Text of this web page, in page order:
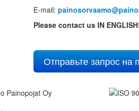
E-mail:
Please contact us IN
Отправьте запрос на
Painopojat Oy